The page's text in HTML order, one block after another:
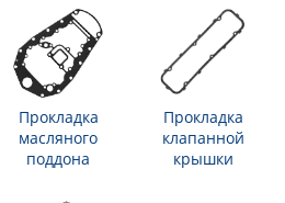
Прокладка
масляного
поддона
Прокладка
клапанной
крышки